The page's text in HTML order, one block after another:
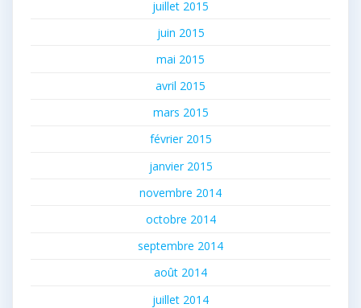
juillet 2015
juin 2015
mai 2015
avril 2015
mars 2015
février 2015
janvier 2015
novembre 2014
octobre 2014
septembre 2014
août 2014
juillet 2014